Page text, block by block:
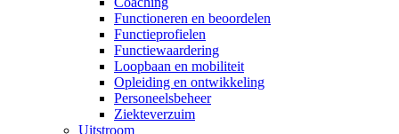
Functioneren en beoordelen
Functieprofielen
Functiewaardering
Loopbaan en mobiliteit
Opleiding en ontwikkeling
Personeelsbeheer
Ziekteverzuim
Uitstroom